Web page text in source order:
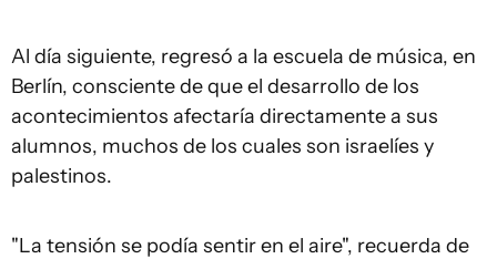
Al día siguiente, regresó a la escuela de música, en
Berlín, consciente de que el desarrollo de los
acontecimientos afectaría directamente a sus
alumnos, muchos de los cuales son israelíes y
palestinos.
"La tensión se podía sentir en el aire", recuerda de